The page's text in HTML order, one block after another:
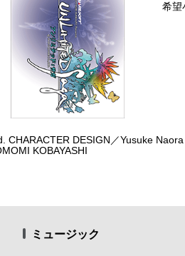
希望
CHARACTER DESIGN／Yusuke Naora
KOBAYASHI
ミュージック